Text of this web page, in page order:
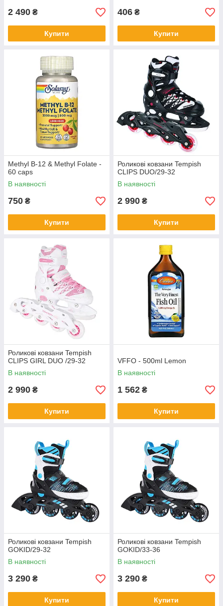
2 490 ₴
Купити
406 ₴
Купити
Methyl B-12 & Methyl Folate -
60 caps
В наявності
750 ₴
Купити
Роликові ковзани Tempish
CLIPS DUO/29-32
В наявності
2 990 ₴
Купити
Роликові ковзани Tempish
CLIPS GIRL DUO /29-32
В наявності
2 990 ₴
Купити
VFFO - 500ml Lemon
В наявності
1 562 ₴
Купити
Роликові ковзани Tempish
GOKID/29-32
В наявності
3 290 ₴
Купити
Роликові ковзани Tempish
GOKID/33-36
В наявності
3 290 ₴
Купити